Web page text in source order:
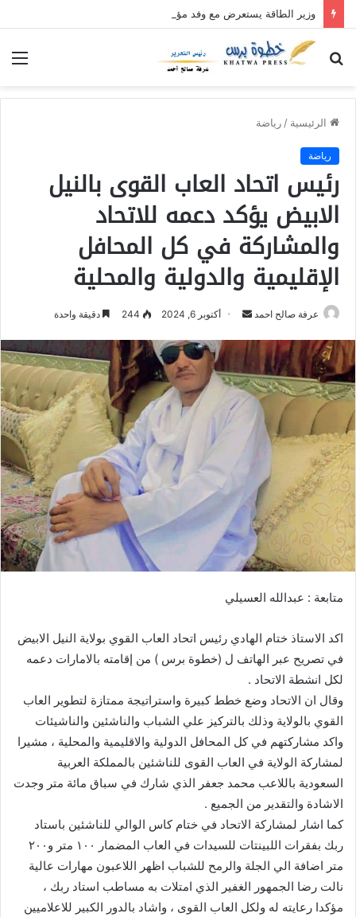
الرئيسية / رياضة
رياضة
رئيس اتحاد العاب القوى بالنيل
الابيض يؤكد دعمه للاتحاد
والمشاركة في كل المحافل
الإقليمية والدولية والمحلية
عرفة صالح احمد
س
ل
ب
ل
ت
ر
ن
ا
أكتوبر 6, 2024 244 دقيقة واحدة
متابعة : عبدالله العسيلي
اكد الاستاذ ختام الهادي رئيس اتحاد العاب القوي بولاية النيل الابيض
في تصريح عبر الهاتف ل (خطوة برس ) من إقامته بالامارات دعمه
لكل انشطة الاتحاد .
وقال ان الاتحاد وضع خطط كبيرة واستراتيجة ممتازة لتطوير العاب
القوي بالولاية وذلك بالتركيز علي الشباب والناشئين والناشيئات
واكد مشاركتهم في كل المحافل الدولية والاقليمية والمحلية ، مشيرا
لمشاركة الولاية في العاب القوى للناشئين بالمملكة العربية
السعودية باللاعب محمد جعفر الذي شارك في سباق مائة متر وجدت
الاشادة والتقدير من الجميع .
كما اشار لمشاركة الاتحاد في ختام كاس الوالي للناشئين باستاد
ربك بفقرات اللبينتات للسيدات في العاب المضمار ١٠٠ متر و٢٠٠
متر اضافة الي الجلة والرمح للشباب اظهر اللاعبون مهارات عالية
نالت رضا الجمهور الغفير الذي امتلات به مساطب استاد ربك ،
مؤكدا رعايته له ولكل العاب القوى ، واشاد بالدور الكبير للاعلاميين